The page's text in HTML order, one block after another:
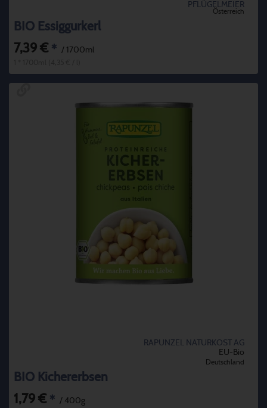
PFLÜGELMEIER
Österreich
BIO Essiggurkerl
7,39 € * / 1700ml
RAPUNZEL NATURKOST AG
EU-Bio
Deutschland
BIO Kichererbsen
1,79 € * / 400g